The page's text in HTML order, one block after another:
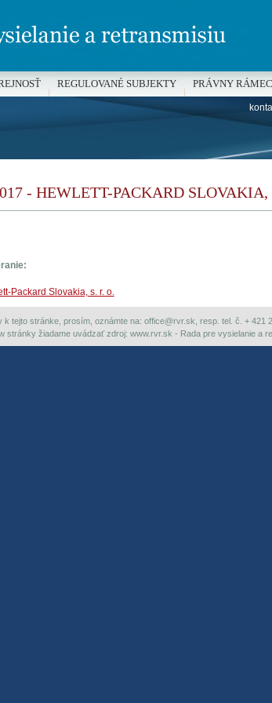
- HEWLETT-PACKARD SLOVAKIA,
Packard Slovakia, s. r. o.
k tejto stránke, prosím, oznámte na: office@rvr.sk, resp. tel. č. + 421
stránky žiadame uvádzať zdroj: www.rvr.sk - Rada pre vysielanie a
REGULOVANÉ SUBJEKTY PRÁVNY RÁMEC